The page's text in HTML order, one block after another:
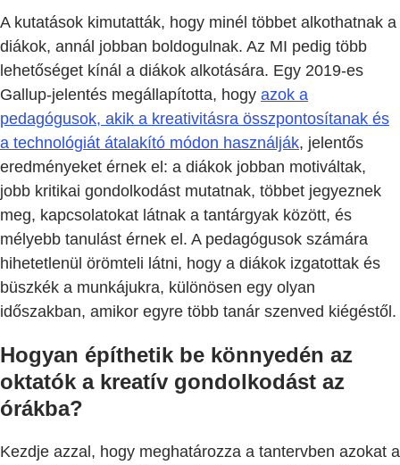
A kutatások kimutatták, hogy minél többet alkothatnak a
diákok, annál jobban boldogulnak. Az MI pedig több
lehetőséget kínál a diákok alkotására. Egy 2019-es
Gallup-jelentés megállapította, hogy azok a
pedagógusok, akik a kreativitásra összpontosítanak és
a technológiát átalakító módon használják, jelentős
eredményeket érnek el: a diákok jobban motiváltak,
jobb kritikai gondolkodást mutatnak, többet jegyeznek
meg, kapcsolatokat látnak a tantárgyak között, és
mélyebb tanulást érnek el. A pedagógusok számára
hihetetlenül örömteli látni, hogy a diákok izgatottak és
büszkék a munkájukra, különösen egy olyan
időszakban, amikor egyre több tanár szenved kiégéstől.
Hogyan építhetik be könnyedén az
oktatók a kreatív gondolkodást az
órákba?
Kezdje azzal, hogy meghatározza a tantervben azokat a